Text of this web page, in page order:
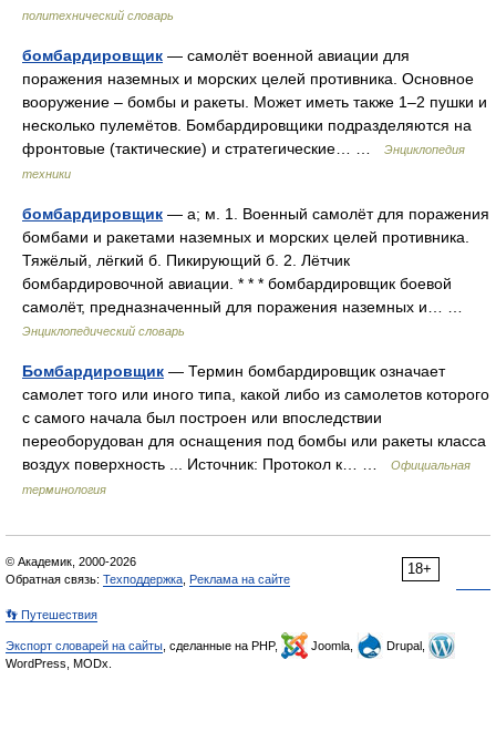
политехнический словарь
бомбардировщик — самолёт военной авиации для
поражения наземных и морских целей противника. Основное
вооружение – бомбы и ракеты. Может иметь также 1–2 пушки и
несколько пулемётов. Бомбардировщики подразделяются на
фронтовые (тактические) и стратегические… …
Энциклопедия
техники
бомбардировщик — а; м. 1. Военный самолёт для поражения
бомбами и ракетами наземных и морских целей противника.
Тяжёлый, лёгкий б. Пикирующий б. 2. Лётчик
бомбардировочной авиации. * * * бомбардировщик боевой
самолёт, предназначенный для поражения наземных и… …
Энциклопедический словарь
Бомбардировщик — Термин бомбардировщик означает
самолет того или иного типа, какой либо из самолетов которого
с самого начала был построен или впоследствии
переоборудован для оснащения под бомбы или ракеты класса
воздух поверхность ... Источник: Протокол к… …
Официальная
терминология
18+
© Академик, 2000-2026
Обратная связь: Техподдержка Реклама на сайте
👣 Путешествия
Экспорт словарей на сайты , сделанные на PHP, Joomla,
Drupal,
WordPress, MODx.